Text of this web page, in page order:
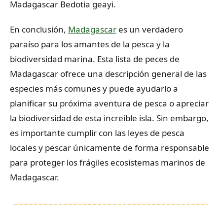
Madagascar Bedotia geayi.
En conclusión, Madagascar es un verdadero
paraíso para los amantes de la pesca y la
biodiversidad marina. Esta lista de peces de
Madagascar ofrece una descripción general de las
especies más comunes y puede ayudarlo a
planificar su próxima aventura de pesca o apreciar
la biodiversidad de esta increíble isla. Sin embargo,
es importante cumplir con las leyes de pesca
locales y pescar únicamente de forma responsable
para proteger los frágiles ecosistemas marinos de
Madagascar.